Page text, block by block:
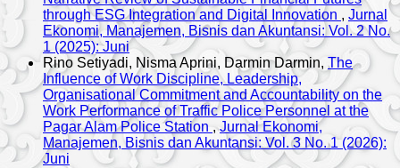
through ESG Integration and Digital Innovation , Jurnal
Ekonomi, Manajemen, Bisnis dan Akuntansi: Vol. 2 No.
1 (2025): Juni
Rino Setiyadi, Nisma Aprini, Darmin Darmin, The
Influence of Work Discipline, Leadership,
Organisational Commitment and Accountability on the
Work Performance of Traffic Police Personnel at the
Pagar Alam Police Station ,Jurnal Ekonomi,
Manajemen, Bisnis dan Akuntansi: Vol. 3 No. 1 (2026):
Juni